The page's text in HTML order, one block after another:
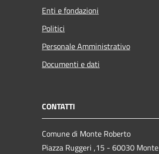
Enti e fondazioni
Politici
Personale Amministrativo
Documenti e dati
CONTATTI
Comune di Monte Roberto
Piazza Ruggeri ,15 - 60030 Monte